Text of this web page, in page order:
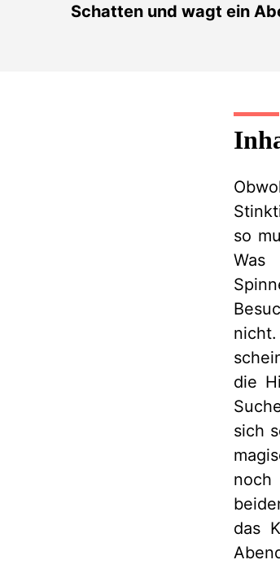
Schatten und wagt ein
so
Was
die
sich
das